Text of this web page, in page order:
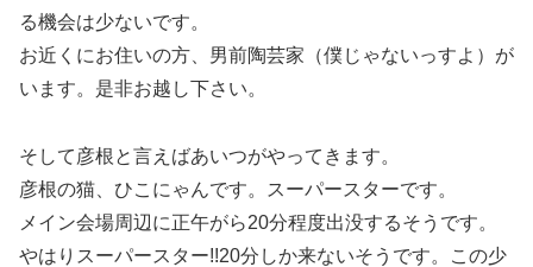
る機会は少ないです。
お近くにお住いの方、男前陶芸家（僕じゃないっすよ）が
います。是非お越し下さい。
そして彦根と言えばあいつがやってきます。
彦根の猫、ひこにゃんです。スーパースターです。
メイン会場周辺に正午がら20分程度出没するそうです。
やはりスーパースター!!20分しか来ないそうです。この少